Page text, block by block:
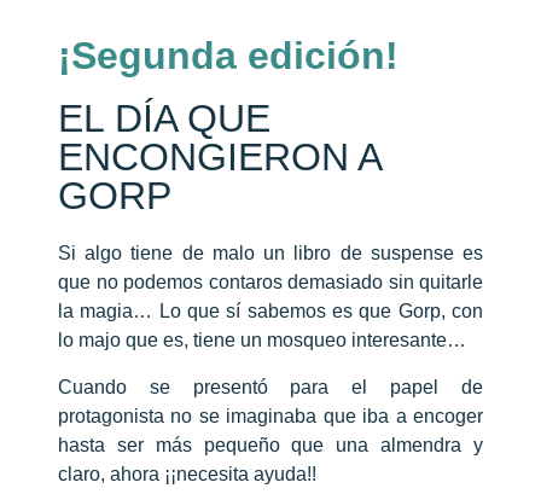
¡Segunda edición!
EL DÍA QUE
ENCONGIERON A
GORP
Si algo tiene de malo un libro de suspense es
que no podemos contaros demasiado sin quitarle
la magia… Lo que sí sabemos es que Gorp, con
lo majo que es, tiene un mosqueo interesante…
Cuando se presentó para el papel de
protagonista no se imaginaba que iba a encoger
hasta ser más pequeño que una almendra y
claro, ahora ¡¡necesita ayuda!!